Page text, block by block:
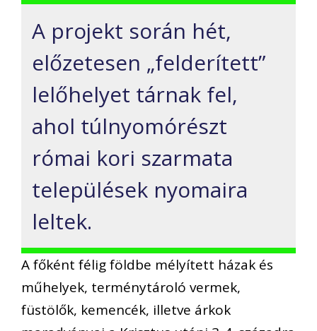
A projekt során hét,
előzetesen „felderített”
lelőhelyet tárnak fel,
ahol túlnyomórészt
római kori szarmata
települések nyomaira
leltek.
A főként félig földbe mélyített házak és
műhelyek, terménytároló vermek,
füstölők, kemencék, illetve árkok